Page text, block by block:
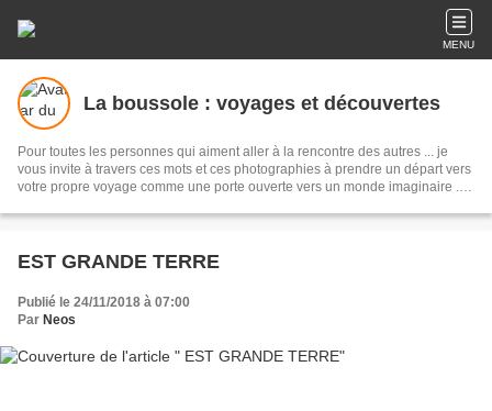
MENU
La boussole : voyages et découvertes
Pour toutes les personnes qui aiment aller à la rencontre des autres ... je
vous invite à travers ces mots et ces photographies à prendre un départ vers
votre propre voyage comme une porte ouverte vers un monde imaginaire ...
EST GRANDE TERRE
Publié le 24/11/2018 à 07:00
Par Neos